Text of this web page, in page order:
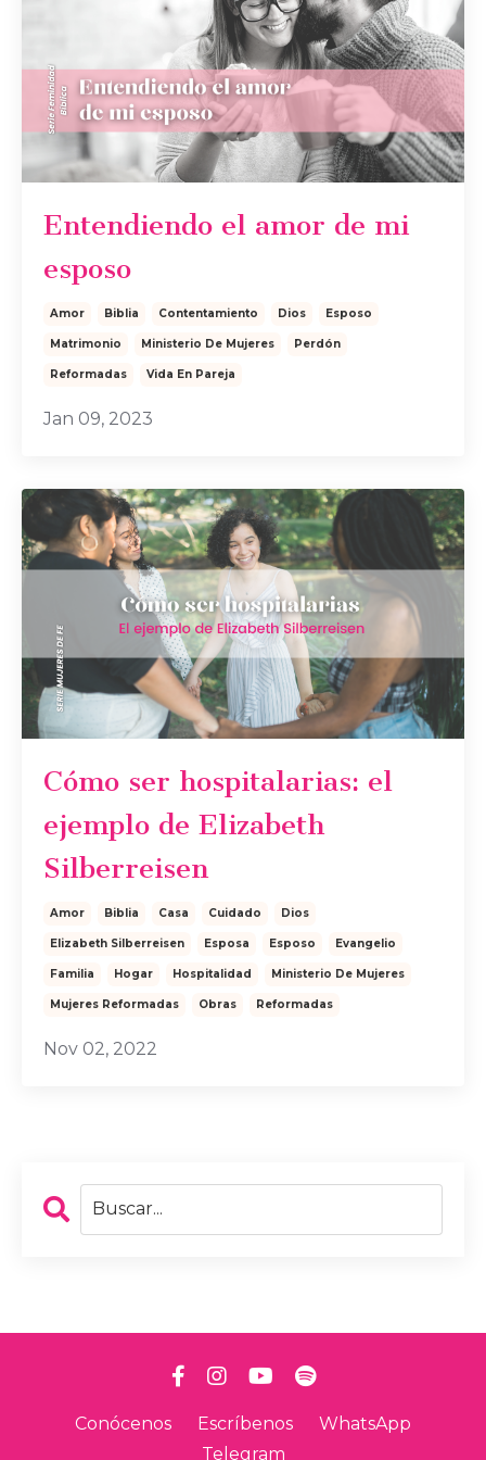
Entendiendo el amor de mi
esposo
Amor Biblia Contentamiento Dios Esposo
Matrimonio Ministerio De Mujeres Perdón
Reformadas Vida En Pareja
Jan 09, 2023
Cómo ser hospitalarias: el
ejemplo de Elizabeth
Silberreisen
Amor Biblia Casa Cuidado Dios
Elizabeth Silberreisen Esposa Esposo Evangelio
Familia Hogar Hospitalidad Ministerio De Mujeres
Mujeres Reformadas Obras Reformadas
Nov 02, 2022
Conócenos Escríbenos
WhatsApp
Telegram